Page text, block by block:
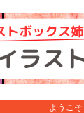
ようこそ